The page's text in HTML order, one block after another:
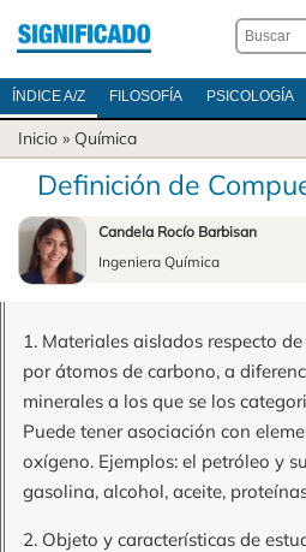
ÍNDICE A/Z FILOSOFÍA PSICOLOGÍA
Inicio » Química
Definición de
Candela Rocío Barbisan
Ingeniera Química
1. Materiales aislados respecto
por átomos de carbono, a
minerales a los que se los
Puede tener asociación con
oxígeno. Ejemplos: el petróleo y
gasolina, alcohol, aceite,
2. Objeto y características de